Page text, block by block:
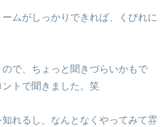
ムがしっかりできれば、くびれに
で、ちょっと聞きづらいかもで
トで聞きました。笑
れるし、なんとなくやってみて雰